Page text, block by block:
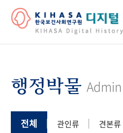
행정박물
전체 관인류 견본류